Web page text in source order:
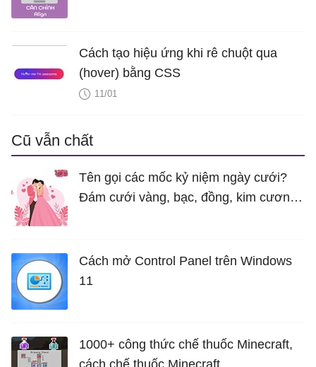
Cách tạo hiệu ứng khi rê chuột qua
(hover) bằng CSS
11/01
Cũ vẫn chất
Tên gọi các mốc kỷ niệm ngày cưới?
Đám cưới vàng, bạc, đồng, kim cương
Cách mở Control Panel trên Windows
11
1000+ công thức chế thuốc Minecraft,
cách chế thuốc Minecraft